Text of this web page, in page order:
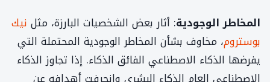
المخاطر الوجودية: أثار بعض الشخصيات البارزة، مثل نيك
بوستروم، مخاوف بشأن المخاطر الوجودية المحتملة التي
يفرضها الذكاء الاصطناعي الفائق الذكاء. إذا تجاوز الذكاء